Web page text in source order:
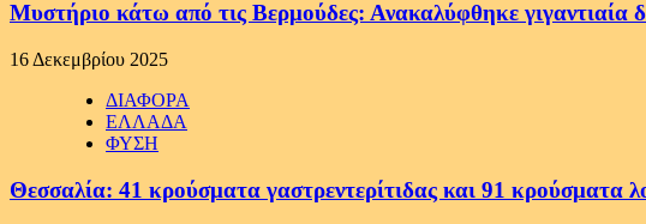
Μυστήριο κάτω από τις Βερμούδες: Ανακαλύφθηκε γιγαντιαία
16 Δεκεμβρίου 2025
ΔΙΑΦΟΡΑ
ΕΛΛΑΔΑ
ΦΥΣΗ
Θεσσαλία: 41 κρούσματα γαστρεντερίτιδας και 91 κρούσματα